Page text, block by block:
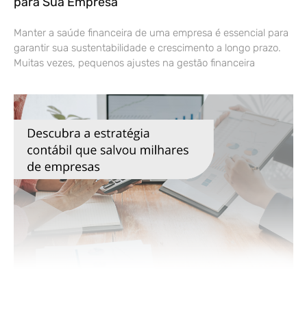
Manter a saúde financeira de uma empresa é essencial para
garantir sua sustentabilidade e crescimento a longo prazo.
Muitas vezes, pequenos ajustes na gestão financeira